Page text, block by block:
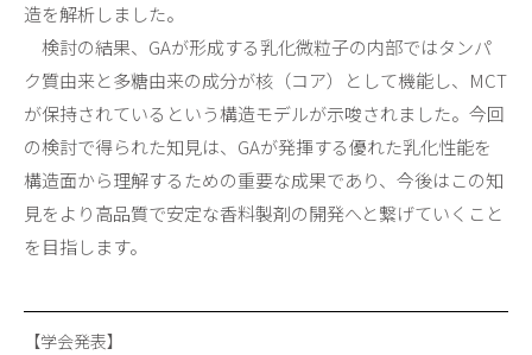
造を解析しました。
検討の結果、GAが形成する乳化微粒子の内部ではタンパ
ク質由来と多糖由来の成分が核（コア）として機能し、MCT
が保持されているという構造モデルが示唆されました。今回
の検討で得られた知見は、GAが発揮する優れた乳化性能を
構造面から理解するための重要な成果であり、今後はこの知
見をより高品質で安定な香料製剤の開発へと繋げていくこと
を目指します。
【学会発表】